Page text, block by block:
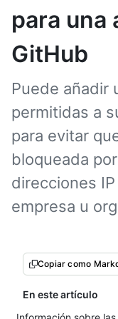
para una
GitHub
Puede añadir
permitidas a
para evitar
bloqueada
direcciones
empresa u
Copiar como
En este artículo